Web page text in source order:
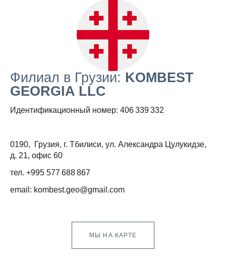
Филиал в Грузии: KOMBEST
GEORGIA LLC
Идентификационный номер: 406 339 332
0190, Грузия, г. Тбилиси, ул. Александра Цулукидзе,
д. 21, офис 60
тел. +995 577 688 867
email: kombest.geo@gmail.com
МЫ НА КАРТЕ